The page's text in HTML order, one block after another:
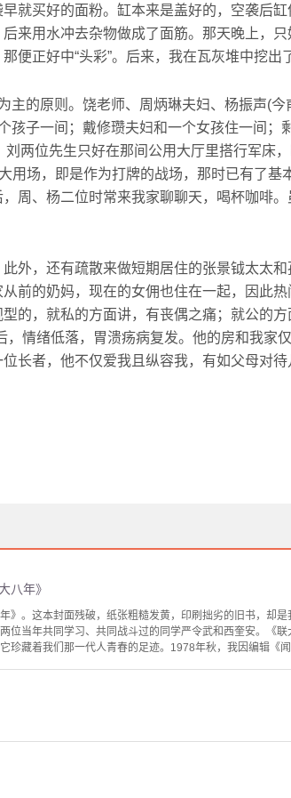
就买好的面粉。缸本来是盖好的，空袭后
来用水冲去杂物做成了面筋。那天晚上，
便正好中“头彩”。后来，我在瓦灰堆中挖出
的原则。饶老师、周炳琳夫妇、杨振声(今
孩子一间；戴修瓒夫妇和一个女孩住一间；
两位先生只好在那间公用大厅里搭行军床
用场，即是作为打牌的战场，那时已有了
周、杨二位时常来我家聊聊天，喝杯咖啡
，还有疏散来做短期居住的张景钺太太和
前的奶妈，现在的女佣也住在一起，因此
的，就私的方面讲，有丧偶之痛；就公的
，情绪低落，胃溃疡病复发。他的房和我家
长者，他不仅爱我且纵容我，有如父母对待
八年》
》。这本封面残破，纸张粗糙发黄，印刷拙劣的旧书，却
位当年共同学习、共同战斗过的同学严令武和西奎安。《
珍藏着我们那一代人青春的足迹。1978年秋，我因编辑《